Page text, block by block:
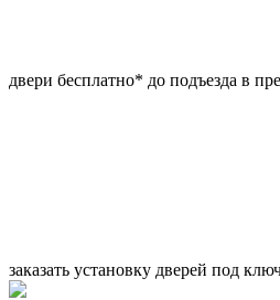
двери бесплатно* до подъезда в
заказать установку дверей под